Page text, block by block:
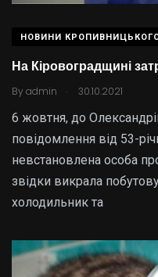
НОВИНИ
На Кіровоградщині
By admin . 30.10.2021
6 жовтня, до
повідомлення від 53-
невстановлена особа
звідки викрала
холодильник та